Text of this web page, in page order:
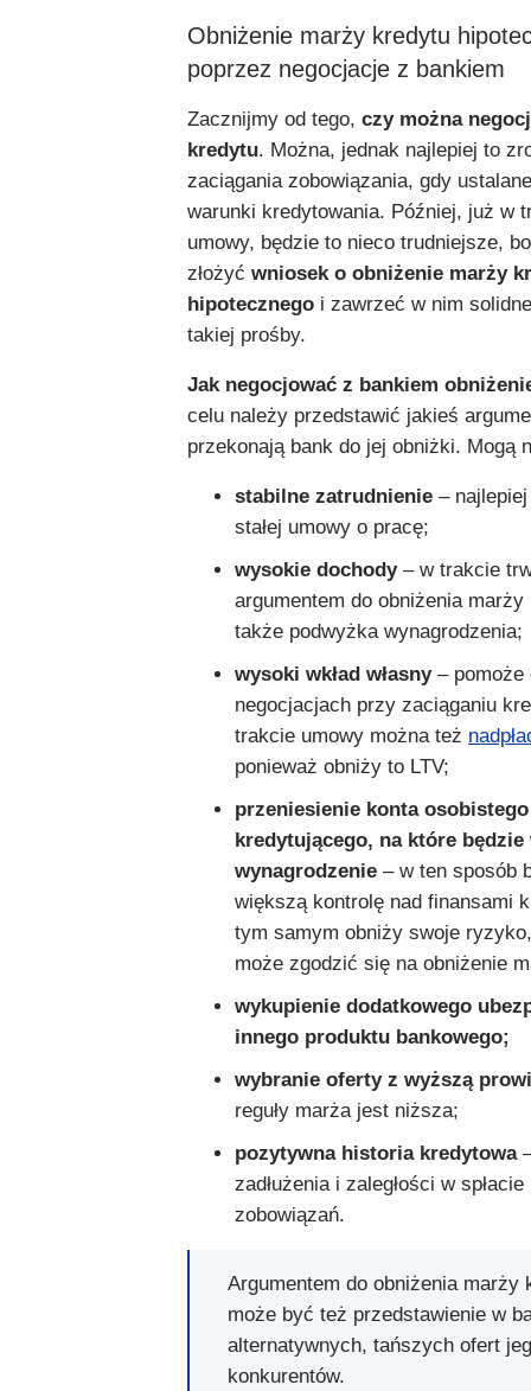
Obniżenie marży kredytu
poprzez negocjacje z bankiem
Zacznijmy od tego, czy można
kredytu. Można, jednak najlepiej to
zaciągania zobowiązania, gdy
warunki kredytowania. Później, już w
umowy, będzie to nieco trudniejsze,
złożyć wniosek o obniżenie marży
hipotecznego i zawrzeć w nim
takiej prośby.
Jak negocjować z bankiem
celu należy przedstawić jakieś
przekonają bank do jej obniżki. Mogą
stabilne zatrudnienie –
stałej umowy o pracę;
wysokie dochody – w trakcie
argumentem do obniżenia
także podwyżka wynagrodzenia;
wysoki wkład własny – pomoże
negocjacjach przy zaciąganiu
trakcie umowy można też
ponieważ obniży to LTV;
przeniesienie konta
kredytującego, na które będzie
wynagrodzenie – w ten sposób
większą kontrolę nad finansami
tym samym obniży swoje
może zgodzić się na obniżenie
wykupienie dodatkowego
innego produktu bankowego;
wybranie oferty z wyższą
reguły marża jest niższa;
pozytywna historia kredytowa
zadłużenia i zaległości w
zobowiązań.
Argumentem do obniżenia marży
może być też przedstawienie w
alternatywnych, tańszych ofert
konkurentów.